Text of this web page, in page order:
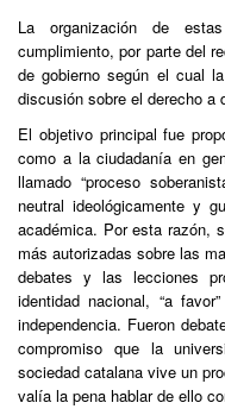
La organización de
cumplimiento, por parte del
de gobierno según el cual
discusión sobre el derecho a
El objetivo principal fue
como a la ciudadanía en
llamado “proceso
neutral ideológicamente y
académica. Por esta razón,
más autorizadas sobre las
debates y las lecciones
identidad nacional, “a
independencia. Fueron
compromiso que la
sociedad catalana vive un
valía la pena hablar de ello